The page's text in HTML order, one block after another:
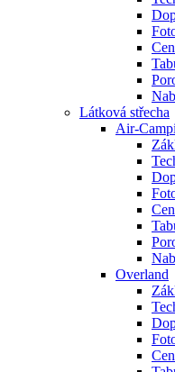
Látková střecha
Air-
Overland